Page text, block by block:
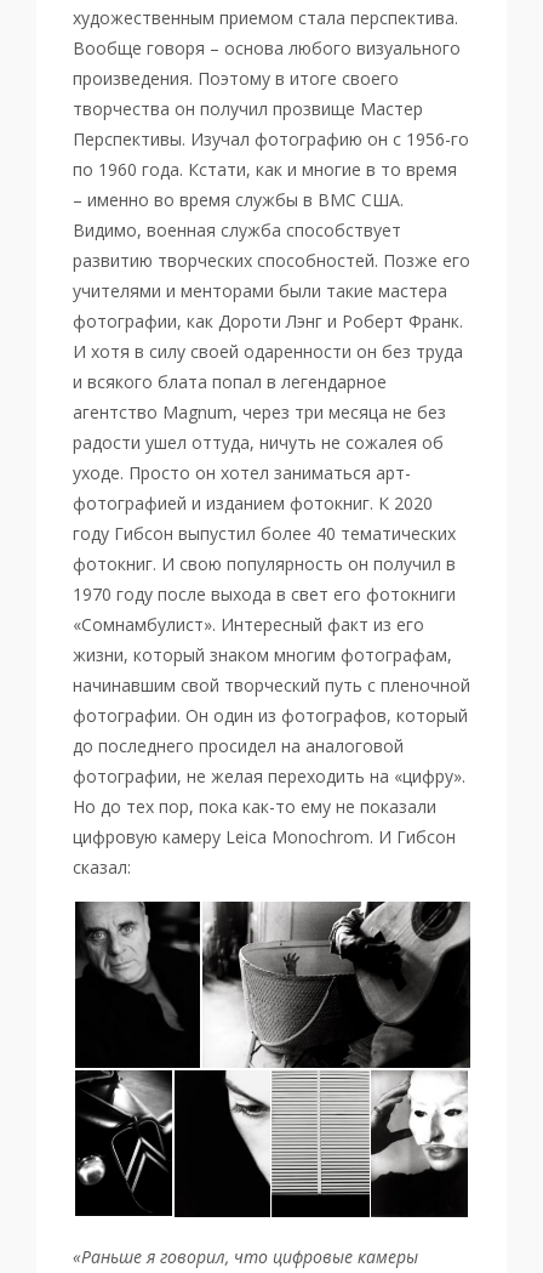
художественным приемом стала перспектива.
Вообще говоря – основа любого визуального
произведения. Поэтому в итоге своего
творчества он получил прозвище Мастер
Перспективы. Изучал фотографию он с 1956-го
по 1960 года. Кстати, как и многие в то время
– именно во время службы в ВМС США.
Видимо, военная служба способствует
развитию творческих способностей. Позже его
учителями и менторами были такие мастера
фотографии, как Дороти Лэнг и Роберт Франк.
И хотя в силу своей одаренности он без труда
и всякого блата попал в легендарное
агентство Magnum, через три месяца не без
радости ушел оттуда, ничуть не сожалея об
уходе. Просто он хотел заниматься арт-
фотографией и изданием фотокниг. К 2020
году Гибсон выпустил более 40 тематических
фотокниг. И свою популярность он получил в
1970 году после выхода в свет его фотокниги
«Сомнамбулист». Интересный факт из его
жизни, который знаком многим фотографам,
начинавшим свой творческий путь с пленочной
фотографии. Он один из фотографов, который
до последнего просидел на аналоговой
фотографии, не желая переходить на «цифру».
Но до тех пор, пока как-то ему не показали
цифровую камеру Leica Monochrom. И Гибсон
сказал:
«Раньше я говорил, что цифровые камеры